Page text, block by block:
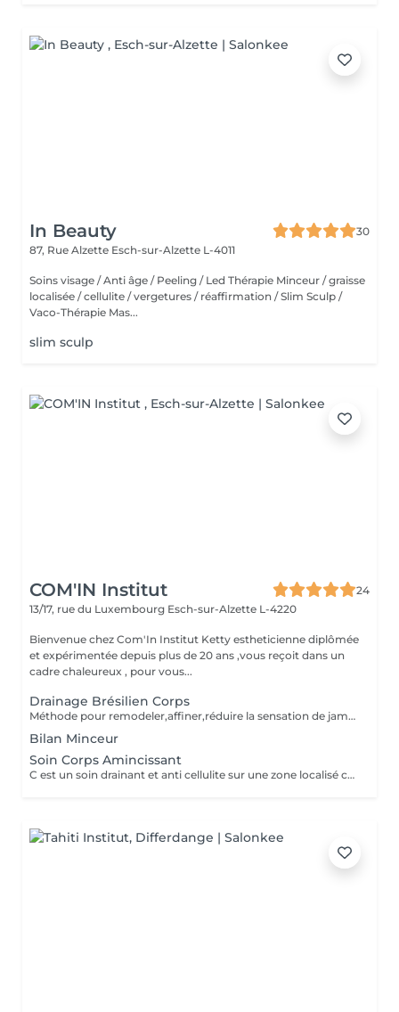
In Beauty
30
87, Rue Alzette Esch-sur-Alzette L-4011
Soins visage / Anti âge / Peeling / Led Thérapie Minceur / graisse
localisée / cellulite / vergetures / réaffirmation / Slim Sculp /
Vaco-Thérapie Mas...
slim sculp
COM'IN Institut
24
13/17, rue du Luxembourg Esch-sur-Alzette L-4220
Bienvenue chez Com'In Institut Ketty estheticienne diplômée
et expérimentée depuis plus de 20 ans ,vous reçoit dans un
cadre chaleureux , pour vous...
Drainage Brésilien Corps
Méthode pour remodeler,affiner,réduire la sensation de jambes lourdes ,rétention d eau,améliorer la circulation sanguine et lymphatique,detoxifier,réduire la cellulite. Effet détente et favorise la relaxation
Bilan Minceur
Soin Corps Amincissant
C est un soin drainant et anti cellulite sur une zone localisé comme les bras, ou le ventre